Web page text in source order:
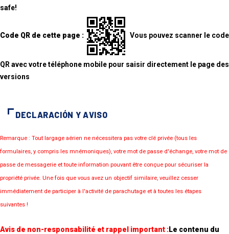
safe!
Code QR de cette page : Vous pouvez scanner le code
QR avec votre téléphone mobile pour saisir directement le page des
versions
DECLARACIÓN Y AVISO
Remarque : Tout largage aérien ne nécessitera pas votre clé privée (tous les
formulaires, y compris les mnémoniques), votre mot de passe d'échange, votre mot de
passe de messagerie et toute information pouvant être conçue pour sécuriser la
propriété privée. Une fois que vous avez un objectif similaire, veuillez cesser
immédiatement de participer à l'activité de parachutage et à toutes les étapes
suivantes !
Avis de non-responsabilité et rappel important :Le contenu du